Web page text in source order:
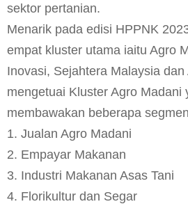
sektor pertanian.
Menarik pada edisi HPPNK
empat kluster utama iaitu Agro
Inovasi, Sejahtera Malaysia
mengetuai Kluster Agro Madani
membawakan beberapa
1. Jualan Agro Madani
2. Empayar Makanan
3. Industri Makanan Asas Tani
4. Florikultur dan Segar